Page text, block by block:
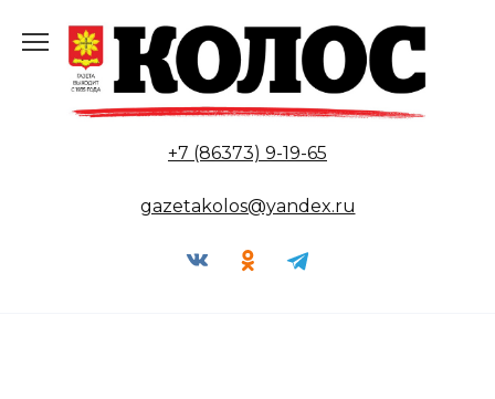
содержанию
+7 (86373) 9-19-65
gazetakolos@yandex.ru